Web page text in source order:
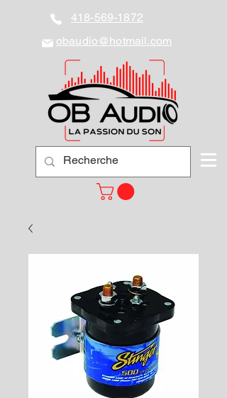
418-569-1872
obaudio@hotmail.com